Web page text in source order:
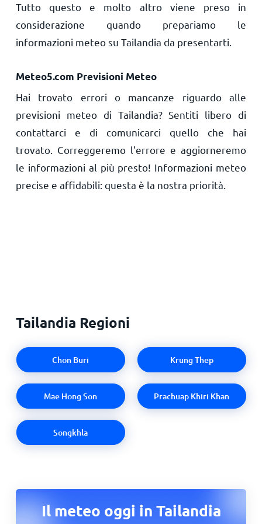
Tutto questo e molto altro viene preso in
considerazione quando prepariamo le
informazioni meteo su Tailandia da presentarti.
Meteo5.com Previsioni Meteo
Hai trovato errori o mancanze riguardo alle
previsioni meteo di Tailandia? Sentiti libero di
contattarci e di comunicarci quello che hai
trovato. Correggeremo l'errore e aggiorneremo
le informazioni al più presto! Informazioni meteo
precise e affidabili: questa è la nostra priorità.
Tailandia Regioni
Chon Buri Krung Thep
Mae Hong Son Prachuap Khiri Khan
Songkhla
Il meteo oggi in Tailandia